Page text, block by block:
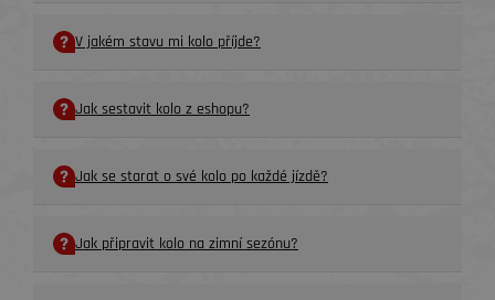
V jakém stavu mi kolo příjde?
Jak sestavit kolo z eshopu?
Jak se starat o své kolo po každé jízdě?
Jak připravit kolo na zimní sezónu?